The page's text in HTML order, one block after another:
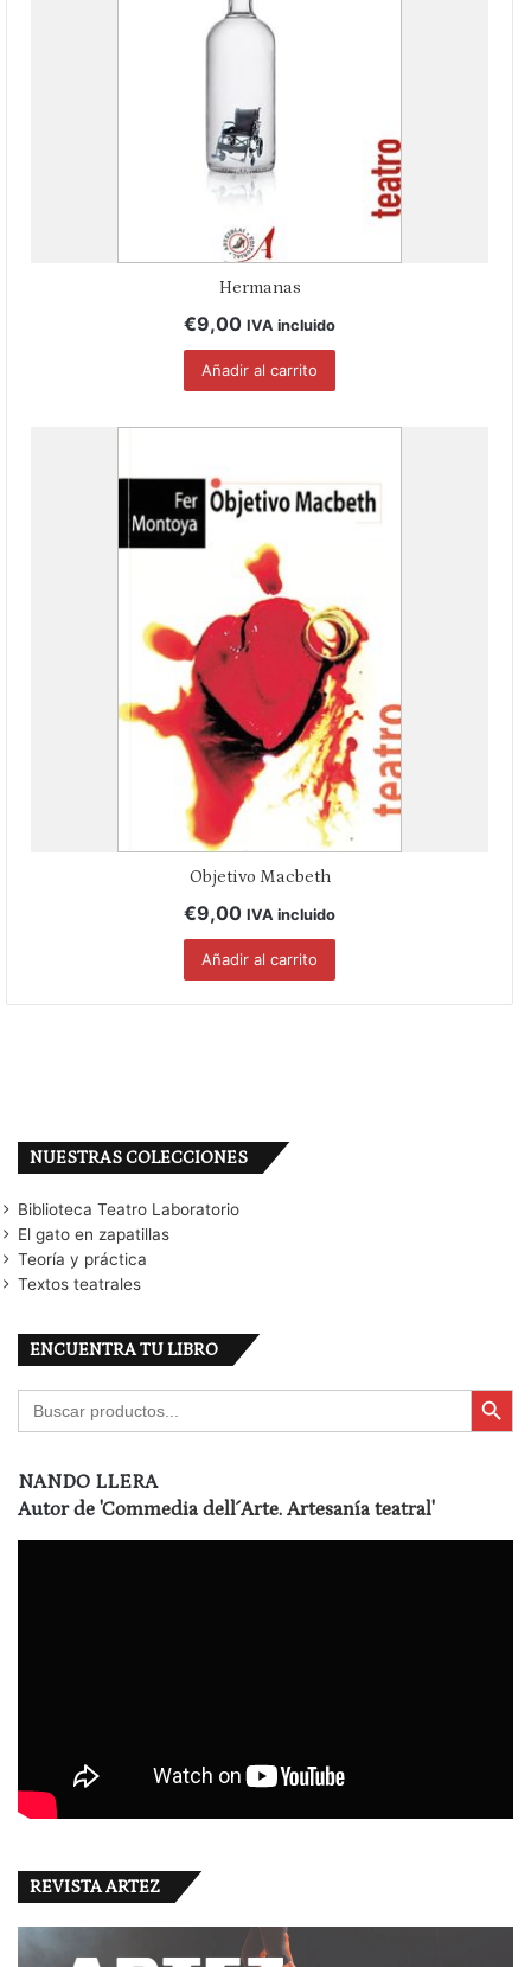
Hermanas
€9,00 IVA incluido
Añadir al carrito
Objetivo Macbeth
€9,00 IVA incluido
Añadir al carrito
NUESTRAS COLECCIONES
Biblioteca Teatro Laboratorio
El gato en zapatillas
Teoría y práctica
Textos teatrales
ENCUENTRA TU LIBRO
Buscar: Botón de
NANDO LLERA
Autor de 'Commedia dell´Arte. Artesanía teatral'
REVISTA ARTEZ